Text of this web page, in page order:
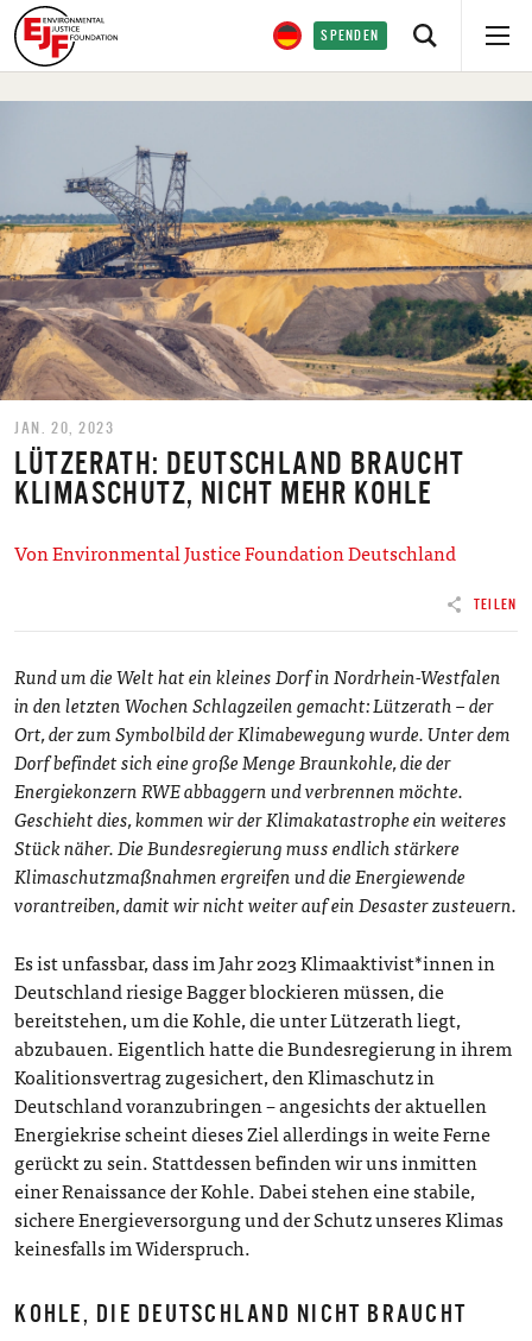
SPENDEN
JAN. 20, 2023
LÜTZERATH: DEUTSCHLAND BRAUCHT
KLIMASCHUTZ, NICHT MEHR KOHLE
Von Environmental Justice Foundation Deutschland
TEILEN
Rund um die Welt hat ein kleines Dorf in Nordrhein-Westfalen
in den letzten Wochen Schlagzeilen gemacht: Lützerath – der
Ort, der zum Symbolbild der Klimabewegung wurde. Unter dem
Dorf befindet sich eine große Menge Braunkohle, die der
Energiekonzern RWE abbaggern und verbrennen möchte.
Geschieht dies, kommen wir der Klimakatastrophe ein weiteres
Stück näher. Die Bundesregierung muss endlich stärkere
Klimaschutzmaßnahmen ergreifen und die Energiewende
vorantreiben, damit wir nicht weiter auf ein Desaster zusteuern.
Es ist unfassbar, dass im Jahr 2023 Klimaaktivist*innen in
Deutschland riesige Bagger blockieren müssen, die
bereitstehen, um die Kohle, die unter Lützerath liegt,
abzubauen. Eigentlich hatte die Bundesregierung in ihrem
Koalitionsvertrag zugesichert, den Klimaschutz in
Deutschland voranzubringen – angesichts der aktuellen
Energiekrise scheint dieses Ziel allerdings in weite Ferne
gerückt zu sein. Stattdessen befinden wir uns inmitten
einer Renaissance der Kohle. Dabei stehen eine stabile,
sichere Energieversorgung und der Schutz unseres Klimas
keinesfalls im Widerspruch.
KOHLE, DIE DEUTSCHLAND NICHT BRAUCHT